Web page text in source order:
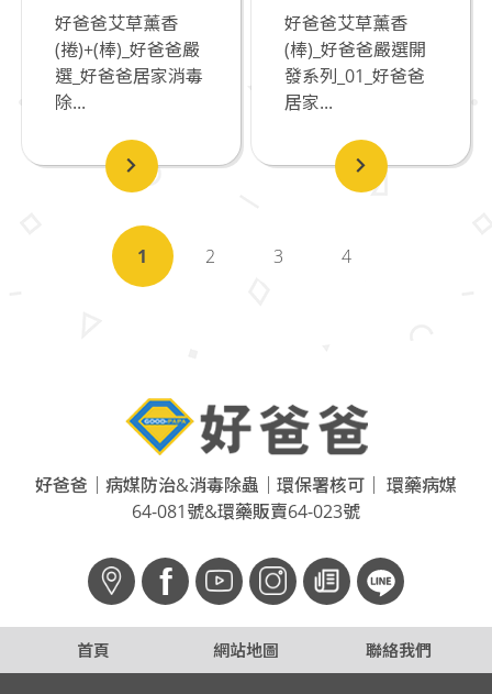
好爸爸艾草薰香
(捲)+(棒)_好爸爸嚴
選_好爸爸居家消毒
除...
好爸爸艾草薰香
(棒)_好爸爸嚴選開
發系列_01_好爸爸
居家...
1 2 3 4
好爸爸｜病媒防治&消毒除蟲｜環保署核可｜ 環藥病媒
64-081號&環藥販賣64-023號
f
首頁 網站地圖 聯絡我們